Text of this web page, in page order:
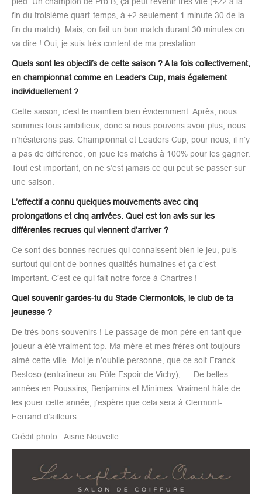
fin du troisième quart-temps, à +2 seulement 1 minute 30 de la
fin du match). Mais, on fait un bon match durant 30 minutes on
va dire ! Oui, je suis très content de ma prestation.
Quels sont les objectifs de cette saison ? A la fois collectivement,
en championnat comme en Leaders Cup, mais également
individuellement ?
Cette saison, c’est le maintien bien évidemment. Après, nous
sommes tous ambitieux, donc si nous pouvons avoir plus, nous
n’hésiterons pas. Championnat et Leaders Cup, pour nous, il n’y
a pas de différence, on joue les matchs à 100% pour les gagner.
Tout est important, on ne s’est jamais ce qui peut se passer sur
une saison.
L’effectif a connu quelques mouvements avec cinq
prolongations et cinq arrivées. Quel est ton avis sur les
différentes recrues qui viennent d’arriver ?
Ce sont des bonnes recrues qui connaissent bien le jeu, puis
surtout qui ont de bonnes qualités humaines et ça c’est
important. C’est ce qui fait notre force à Chartres !
Quel souvenir gardes-tu du Stade Clermontois, le club de ta
jeunesse ?
De très bons souvenirs ! Le passage de mon père en tant que
joueur a été vraiment top. Ma mère et mes frères ont toujours
aimé cette ville. Moi je n’oublie personne, que ce soit Franck
Bestoso (entraîneur au Pôle Espoir de Vichy), … De belles
années en Poussins, Benjamins et Minimes. Vraiment hâte de
les jouer cette année, j’espère que cela sera à Clermont-
Ferrand d’ailleurs.
Crédit photo : Aisne Nouvelle